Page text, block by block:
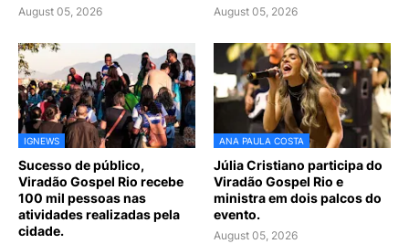
August 05, 2026 August 05, 2026
IGNEWS
Sucesso de público,
Viradão Gospel Rio recebe
100 mil pessoas nas
atividades realizadas pela
cidade.
ANA PAULA COSTA
Júlia Cristiano participa do
Viradão Gospel Rio e
ministra em dois palcos do
evento.
August 05, 2026